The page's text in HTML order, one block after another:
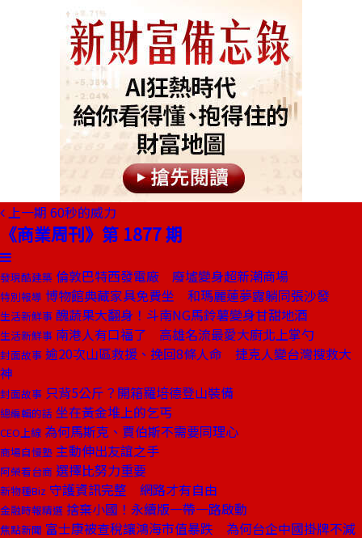
上一期 60秒的威力
《商業周刊》第 1877 期
發現酷建築 倫敦巴特西發電廠 廢墟變身超新潮商場
特別報導 博物館典藏家具免費坐 和瑪麗蓮夢露躺同張沙發
生活新鮮事 醜蔬果大翻身！斗南NG馬鈴薯變身甘甜地酒
生活新鮮事 南港人有口福了 高雄名流最愛大廚北上掌勺
封面故事 逾20次山區救援、挽回8條人命 捷克人變台灣搜救大
神
封面故事 只背5公斤？開箱羅培德登山裝備
總編輯的話 坐在黃金堆上的乞丐
CEO上線 為何馬斯克、賈伯斯不需要同理心
商場自慢塾 主動伸出友誼之手
阿榮看台商 選擇比努力重要
新物種Biz 守護資訊完整 網路才有自由
金融時報精選 捨棄小國！永續版一帶一路啟動
焦點新聞 富士康被查稅讓鴻海市值暴跌 為何台企中國掛牌不減